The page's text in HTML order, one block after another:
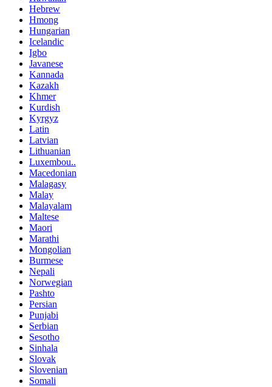
Hebrew
Hmong
Hungarian
Icelandic
Igbo
Javanese
Kannada
Kazakh
Khmer
Kurdish
Kyrgyz
Latin
Latvian
Lithuanian
Luxembou..
Macedonian
Malagasy
Malay
Malayalam
Maltese
Maori
Marathi
Mongolian
Burmese
Nepali
Norwegian
Pashto
Persian
Punjabi
Serbian
Sesotho
Sinhala
Slovak
Slovenian
Somali